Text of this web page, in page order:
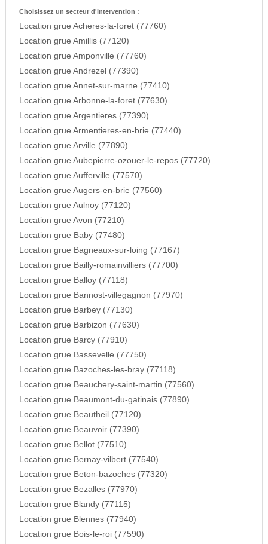
Choisissez un secteur d'intervention :
Location grue Acheres-la-foret (77760)
Location grue Amillis (77120)
Location grue Amponville (77760)
Location grue Andrezel (77390)
Location grue Annet-sur-marne (77410)
Location grue Arbonne-la-foret (77630)
Location grue Argentieres (77390)
Location grue Armentieres-en-brie (77440)
Location grue Arville (77890)
Location grue Aubepierre-ozouer-le-repos (77720)
Location grue Aufferville (77570)
Location grue Augers-en-brie (77560)
Location grue Aulnoy (77120)
Location grue Avon (77210)
Location grue Baby (77480)
Location grue Bagneaux-sur-loing (77167)
Location grue Bailly-romainvilliers (77700)
Location grue Balloy (77118)
Location grue Bannost-villegagnon (77970)
Location grue Barbey (77130)
Location grue Barbizon (77630)
Location grue Barcy (77910)
Location grue Bassevelle (77750)
Location grue Bazoches-les-bray (77118)
Location grue Beauchery-saint-martin (77560)
Location grue Beaumont-du-gatinais (77890)
Location grue Beautheil (77120)
Location grue Beauvoir (77390)
Location grue Bellot (77510)
Location grue Bernay-vilbert (77540)
Location grue Beton-bazoches (77320)
Location grue Bezalles (77970)
Location grue Blandy (77115)
Location grue Blennes (77940)
Location grue Bois-le-roi (77590)